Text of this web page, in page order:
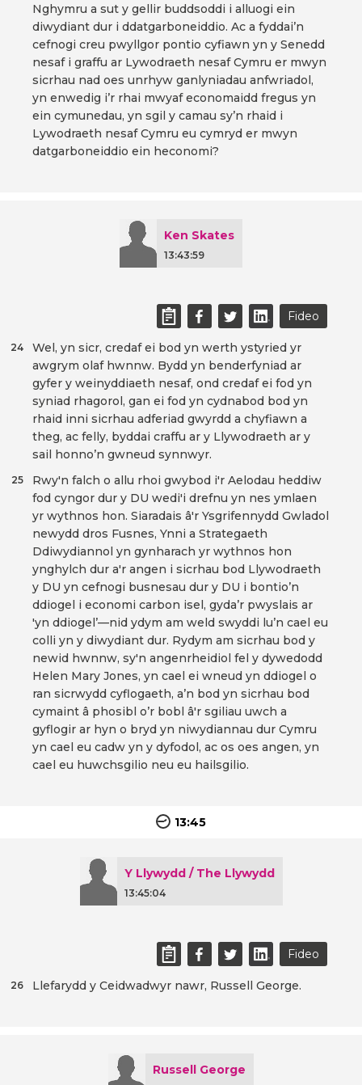
Nghymru a sut y gellir buddsoddi i alluogi ein
diwydiant dur i ddatgarboneiddio. Ac a fyddai’n
cefnogi creu pwyllgor pontio cyfiawn yn y Senedd
nesaf i graffu ar Lywodraeth nesaf Cymru er mwyn
sicrhau nad oes unrhyw ganlyniadau anfwriadol,
yn enwedig i’r rhai mwyaf economaidd fregus yn
ein cymunedau, yn sgil y camau sy’n rhaid i
Lywodraeth nesaf Cymru eu cymryd er mwyn
datgarboneiddio ein heconomi?
Ken Skates
13:43:59
Fideo
Wel, yn sicr, credaf ei bod yn werth ystyried yr
awgrym olaf hwnnw. Bydd yn benderfyniad ar
gyfer y weinyddiaeth nesaf, ond credaf ei fod yn
syniad rhagorol, gan ei fod yn cydnabod bod yn
rhaid inni sicrhau adferiad gwyrdd a chyfiawn a
theg, ac felly, byddai craffu ar y Llywodraeth ar y
sail honno’n gwneud synnwyr.
24
Rwy'n falch o allu rhoi gwybod i'r Aelodau heddiw
fod cyngor dur y DU wedi'i drefnu yn nes ymlaen
yr wythnos hon. Siaradais â'r Ysgrifennydd Gwladol
newydd dros Fusnes, Ynni a Strategaeth
Ddiwydiannol yn gynharach yr wythnos hon
ynghylch dur a'r angen i sicrhau bod Llywodraeth
y DU yn cefnogi busnesau dur y DU i bontio’n
ddiogel i economi carbon isel, gyda’r pwyslais ar
'yn ddiogel’—nid ydym am weld swyddi lu’n cael eu
colli yn y diwydiant dur. Rydym am sicrhau bod y
newid hwnnw, sy'n angenrheidiol fel y dywedodd
Helen Mary Jones, yn cael ei wneud yn ddiogel o
ran sicrwydd cyflogaeth, a’n bod yn sicrhau bod
cymaint â phosibl o’r bobl â'r sgiliau uwch a
gyflogir ar hyn o bryd yn niwydiannau dur Cymru
yn cael eu cadw yn y dyfodol, ac os oes angen, yn
cael eu huwchsgilio neu eu hailsgilio.
25
13:45
Y Llywydd / The Llywydd
13:45:04
Fideo
Llefarydd y Ceidwadwyr nawr, Russell George.
26
Russell George